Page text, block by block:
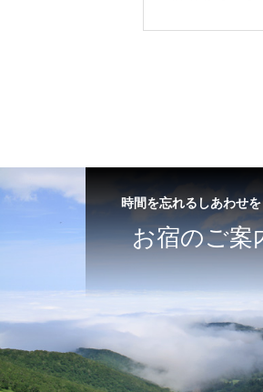
時間を忘れるしあわせを
お宿のご